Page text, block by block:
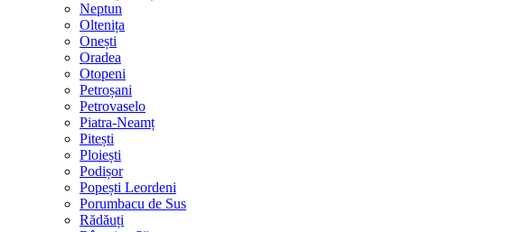
Neptun
Oltenița
Onești
Oradea
Otopeni
Petroșani
Petrovaselo
Piatra-Neamț
Pitești
Ploiești
Podișor
Popești Leordeni
Porumbacu de Sus
Rădăuți